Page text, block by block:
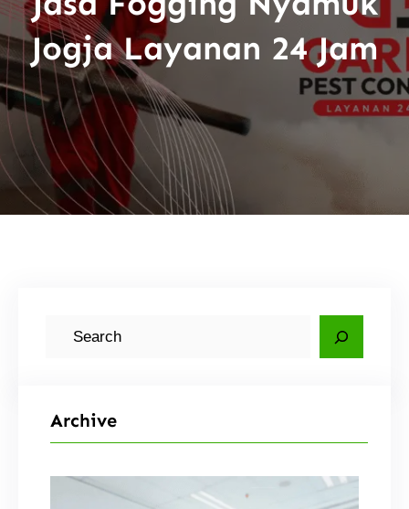
Jogja Layanan 24 Jam
Archive